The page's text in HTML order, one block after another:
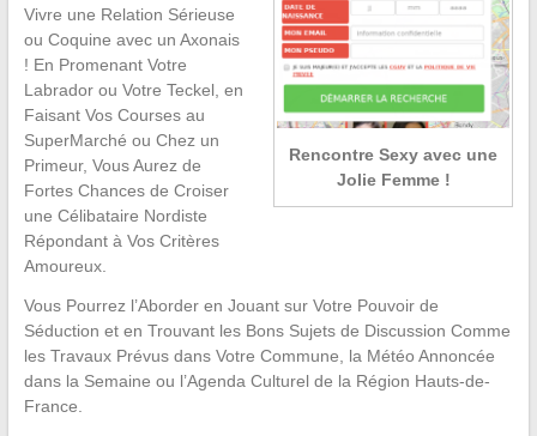
Rencontre Sexy avec une
Jolie Femme !
Vivre une Relation Sérieuse
ou Coquine avec un Axonais
! En Promenant Votre
Labrador ou Votre Teckel, en
Faisant Vos Courses au
SuperMarché ou Chez un
Primeur, Vous Aurez de
Fortes Chances de Croiser
une Célibataire Nordiste
Répondant à Vos Critères
Amoureux.
Vous Pourrez l’Aborder en Jouant sur Votre Pouvoir de
Séduction et en Trouvant les Bons Sujets de Discussion Comme
les Travaux Prévus dans Votre Commune, la Météo Annoncée
dans la Semaine ou l’Agenda Culturel de la Région Hauts-de-
France.